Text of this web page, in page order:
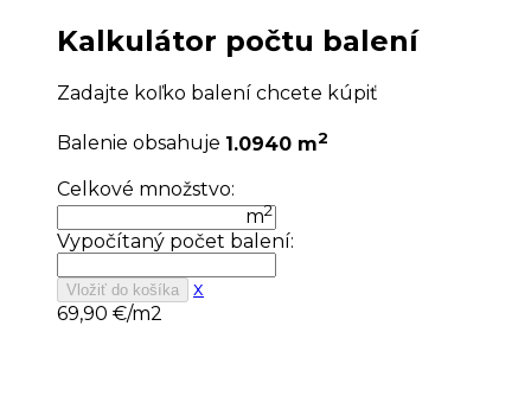
Kalkulátor počtu balení
Zadajte koľko balení chcete kúpiť
Balenie obsahuje 1.0940 m2
Celkové množstvo:
m2
Vypočítaný počet balení:
Vložiť do košíka
x
69,90 €/m2